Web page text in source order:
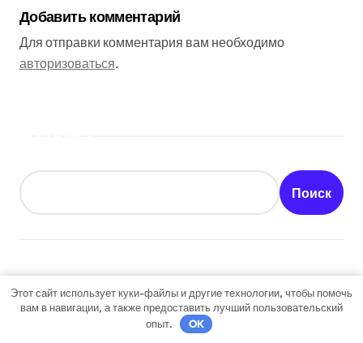
Добавить комментарий
Для отправки комментария вам необходимо
авторизоваться.
Поиск
Последние публикации
Как получить гражданство Аргентины: Полное
Этот сайт использует куки-файлы и другие технологии, чтобы помочь
вам в навигации, а также предоставить лучший пользовательский
опыт.
OK